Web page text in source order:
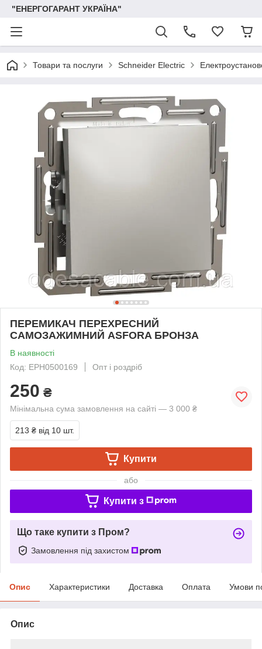
"ЕНЕРГОГАРАНТ УКРАЇНА"
Товари та послуги Schneider Electric
ПЕРЕМИКАЧ ПЕРЕХРЕСНИЙ
САМОЗАЖИМНИЙ ASFORA БРОНЗА
В наявності
Код: EPH0500169
Опт і роздріб
250 ₴
Мінімальна сума замовлення на сайті — 3 000 ₴
213 ₴ від 10 шт.
Купити
або
Купити з
Що таке купити з Пром?
Замовлення під захистом
Опис Характеристики Доставка Оплата Умови
Опис